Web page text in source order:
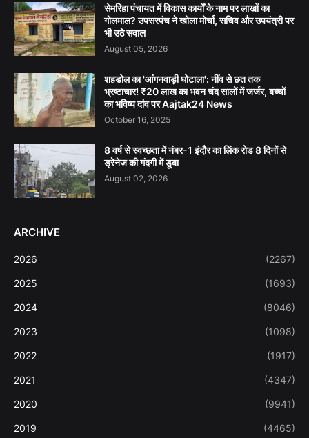
सेमरिहा पंचायत में विकास कार्यों के नाम पर लाखों का
गोलमाल? उपसरपंच ने खोला मोर्चा, सचिव और उपयंत्री पर
भी उठे सवाल
August 05, 2026
शहडोल का 'आंगनवाड़ी घोटाला': नींव से छत तक
भ्रष्टाचार! ₹20 लाख का भवन चंद सालों में जर्जर, बच्चों
का भविष्य दांव पर Aajtak24 News
October 16, 2025
8 वर्ष से स्वच्छता में नंबर-1 इंदौर का लिंक रोड 8 दिनों से
ड्रेनेज की गंदगी में डूबा
August 02, 2026
ARCHIVE
2026 (2267)
2025 (1693)
2024 (8046)
2023 (1098)
2022 (1917)
2021 (4347)
2020 (9941)
2019 (4465)